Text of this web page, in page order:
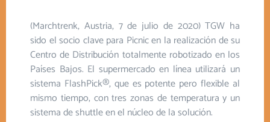
(Marchtrenk, Austria, 7 de julio de 2020) TGW ha
sido el socio clave para Picnic en la realización de su
Centro de Distribución totalmente robotizado en los
Países Bajos. El supermercado en línea utilizará un
sistema FlashPick®, que es potente pero flexible al
mismo tiempo, con tres zonas de temperatura y un
sistema de shuttle en el núcleo de la solución.